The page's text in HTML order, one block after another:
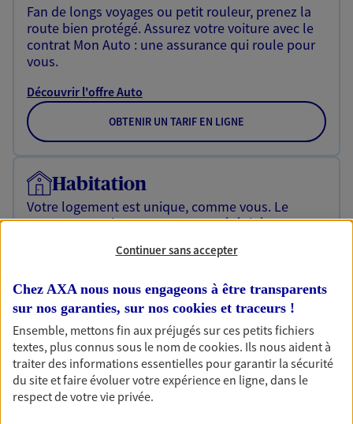
Fan de longs voyages ou petit rouleur, prenez la
route bien protégé. Assurez votre voiture avec le
contrat Mon Auto : une assurance qui roule pour
vous.
Découvrir l'offre Auto
OBTENIR UN TARIF EN LIGNE
Habitation
Votre logement est unique, comme vous. Le
contrat Ma Maison assure votre sérénité en
OBTENIR UN TARIF EN LIGNE
Garantie Accidents de la Vie
Bricoleuse, féru de jardinage, pâtissier en herbe
ou grande lectrice… personne n'est à l'abri d'un
Continuer sans accepter
Chez AXA nous nous engageons à être transparents
sur nos garanties, sur nos cookies et traceurs !
Ensemble, mettons fin aux préjugés sur ces petits fichiers
textes, plus connus sous le nom decookies. Ils nous aident à
traiter des informations essentielles pour garantir la sécurité
du site et faire évoluer votre expérience en ligne, dans le
respect de votre vie privée.